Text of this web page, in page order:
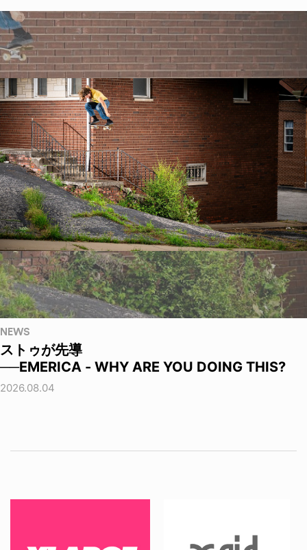
NEWS
ストゥが先導
──EMERICA - WHY ARE YOU DOING THIS?
2026.08.04